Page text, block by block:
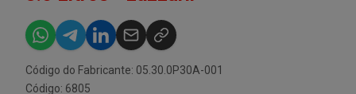
Código do Fabricante: 05.30.0P30A-001
Código: 6805